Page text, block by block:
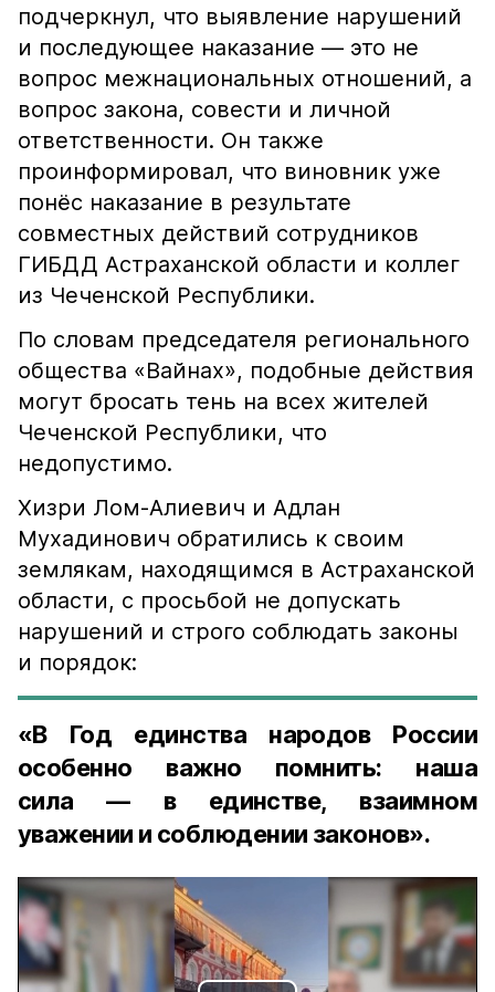
подчеркнул, что выявление нарушений
и последующее наказание — это не
вопрос межнациональных отношений, а
вопрос закона, совести и личной
ответственности. Он также
проинформировал, что виновник уже
понёс наказание в результате
совместных действий сотрудников
ГИБДД Астраханской области и коллег
из Чеченской Республики.
По словам председателя регионального
общества «Вайнах», подобные действия
могут бросать тень на всех жителей
Чеченской Республики, что
недопустимо.
Хизри Лом-Алиевич и Адлан
Мухадинович обратились к своим
землякам, находящимся в Астраханской
области, с просьбой не допускать
нарушений и строго соблюдать законы
и порядок:
«В Год единства народов России
особенно важно помнить: наша
сила — в единстве, взаимном
уважении и соблюдении законов».